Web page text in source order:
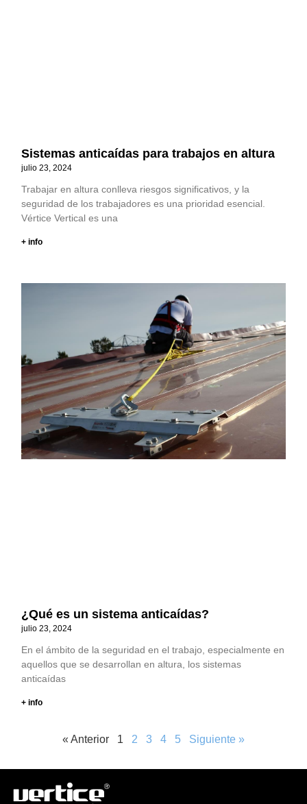
Sistemas anticaídas para trabajos en altura
julio 23, 2024
Trabajar en altura conlleva riesgos significativos, y la
seguridad de los trabajadores es una prioridad esencial.
Vértice Vertical es una
+ info
¿Qué es un sistema anticaídas?
julio 23, 2024
En el ámbito de la seguridad en el trabajo, especialmente en
aquellos que se desarrollan en altura, los sistemas
anticaídas
+ info
« Anterior 1 2 3 4 5 Siguiente »